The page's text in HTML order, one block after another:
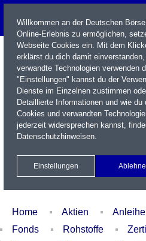
Name / WKN / ISIN / Kürzel
Xetra Realtime
Watchlist
Home Aktien
Fonds
Rohstoffe
Willkommen an der Deutschen
Online-Erlebnis zu ermöglichen,
Webseite Cookies ein. Mit dem
erklärst du dich damit
verwandte Technologien verwenden
"Einstellungen" kannst du der
Dienste im Einzelnen zustimmen
Detaillierte Informationen und wie du
Cookies und verwandten
jederzeit widersprechen kannst,
Datenschutzhinweisen.
Einstellungen